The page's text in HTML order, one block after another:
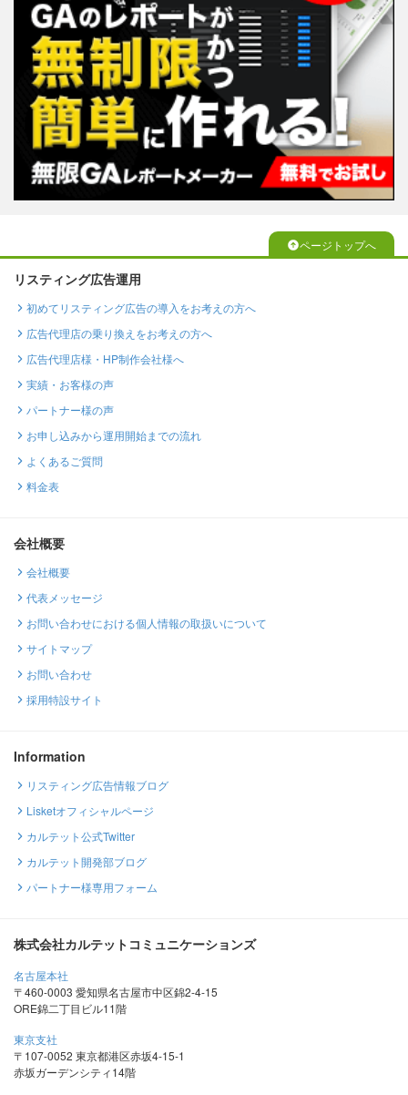
ページトップへ
リスティング広告運用
初めてリスティング広告の導入をお考えの方へ
広告代理店の乗り換えをお考えの方へ
広告代理店様・HP制作会社様へ
実績・お客様の声
パートナー様の声
お申し込みから運用開始までの流れ
よくあるご質問
料金表
会社概要
会社概要
代表メッセージ
お問い合わせにおける個人情報の取扱いについて
サイトマップ
お問い合わせ
採用特設サイト
Information
リスティング広告情報ブログ
Lisketオフィシャルページ
カルテット公式Twitter
カルテット開発部ブログ
パートナー様専用フォーム
株式会社カルテットコミュニケーションズ
名古屋本社
〒460-0003 愛知県名古屋市中区錦2-4-15
ORE錦二丁目ビル11階
東京支社
〒107-0052 東京都港区赤坂4-15-1
赤坂ガーデンシティ14階